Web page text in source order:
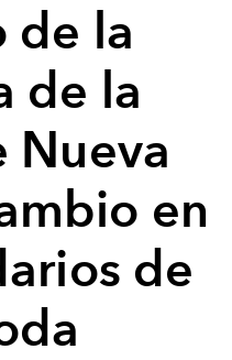
de la
de la
Nueva
en
de